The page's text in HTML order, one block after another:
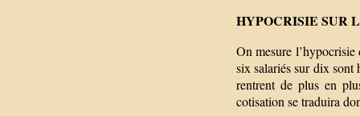
HYPOCRISIE SUR
On mesure
six salariés sur dix sont
rentrent de plus en
cotisation se traduira